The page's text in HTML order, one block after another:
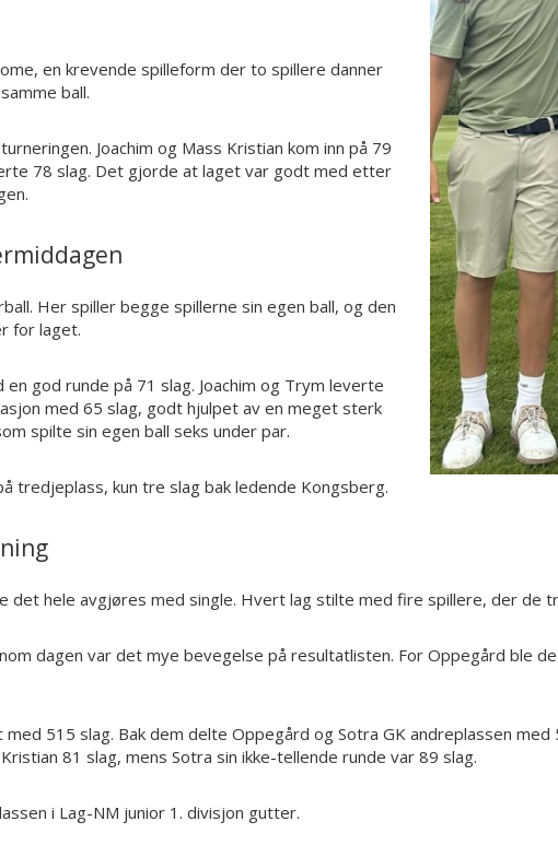
en krevende spilleform der to spillere danner
ball.
Joachim og Mass Kristian kom inn på 79
78 slag. Det gjorde at laget var godt med etter
Her spiller begge spillerne sin egen ball, og den
for laget.
god runde på 71 slag. Joachim og Trym leverte
med 65 slag, godt hjulpet av en meget sterk
spilte sin egen ball seks under par.
tredjeplass, kun tre slag bak ledende Kongsberg.
det hele avgjøres med single. Hvert lag stilte med fire spillere, der de
dagen var det mye bevegelse på resultatlisten. For Oppegård ble
515 slag. Bak dem delte Oppegård og Sotra GK andreplassen
81 slag, mens Sotra sin ikke-tellende runde var 89 slag.
i Lag-NM junior 1. divisjon gutter.